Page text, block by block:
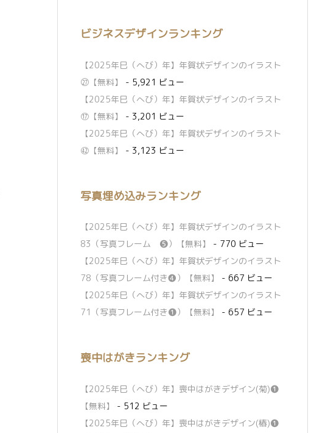
ビジネスデザインランキング
【2025年巳（へび）年】年賀状デザインのイラスト
㉗【無料】
- 5,921 ビュー
【2025年巳（へび）年】年賀状デザインのイラスト
⑰【無料】
- 3,201 ビュー
【2025年巳（へび）年】年賀状デザインのイラスト
㊷【無料】
- 3,123 ビュー
写真埋め込みランキング
【2025年巳（へび）年】年賀状デザインのイラスト
83（写真フレーム ❺）【無料】
- 770 ビュー
【2025年巳（へび）年】年賀状デザインのイラスト
78（写真フレーム付き❹）【無料】
- 667 ビュー
【2025年巳（へび）年】年賀状デザインのイラスト
71（写真フレーム付き❶）【無料】
- 657 ビュー
喪中はがきランキング
【2025年巳（へび）年】喪中はがきデザイン(菊)❶
【無料】
- 512 ビュー
【2025年巳（へび）年】喪中はがきデザイン(椿)❶